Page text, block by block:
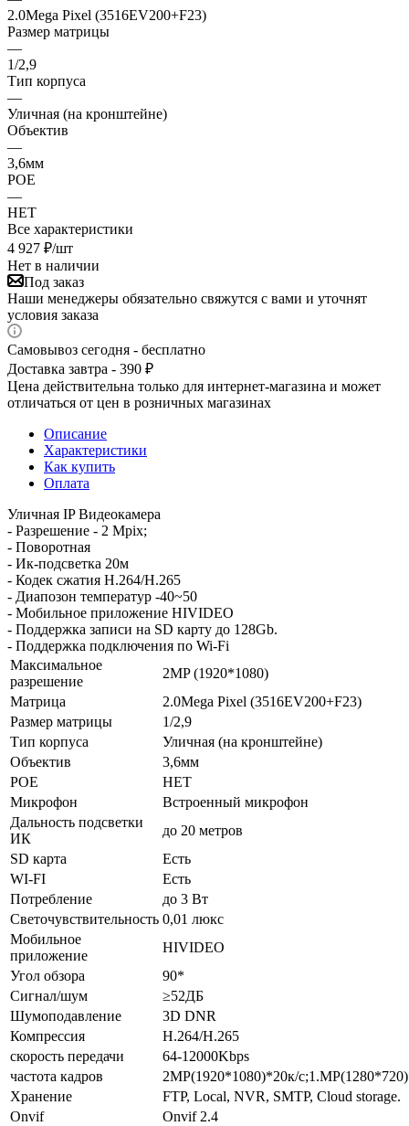
2.0Mega Pixel (3516EV200+F23)
Размер матрицы
—
1/2,9
Тип корпуса
—
Уличная (на кронштейне)
Объектив
—
3,6мм
POE
—
НЕТ
Все характеристики
4 927 ₽/шт
Нет в наличии
Под заказ
Наши менеджеры обязательно свяжутся с вами и уточнят
условия заказа
Самовывоз сегодня - бесплатно
Доставка завтра - 390 ₽
Цена действительна только для интернет-магазина и может
отличаться от цен в розничных магазинах
Описание
Характеристики
Как купить
Оплата
Уличная IP Видеокамера
- Разрешение - 2 Mpix;
- Поворотная
- Ик-подсветка 20м
- Кодек сжатия H.264/H.265
- Диапозон температур -40~50
- Мобильное приложение HIVIDEO
- Поддержка записи на SD карту до 128Gb.
- Поддержка подключения по Wi-Fi
Максимальное
разрешение
2MP (1920*1080)
Матрица
2.0Mega Pixel (3516EV200+F23)
Размер матрицы
1/2,9
Тип корпуса
Уличная (на кронштейне)
Объектив
3,6мм
POE
НЕТ
Микрофон
Встроенный микрофон
Дальность подсветки
ИК
до 20 метров
SD карта
Есть
WI-FI
Есть
Потребление
до 3 Вт
Светочувствительность 0,01 люкс
Мобильное
приложение
HIVIDEO
Угол обзора
90*
Сигнал/шум
≥52ДБ
Шумоподавление
3D DNR
Компрессия
H.264/H.265
скорость передачи
64-12000Kbps
частота кадров
2MP(1920*1080)*20к/
Хранение
FTP, Local, NVR, SMTP, Cloud storage.
Оnvif
Onvif 2.4